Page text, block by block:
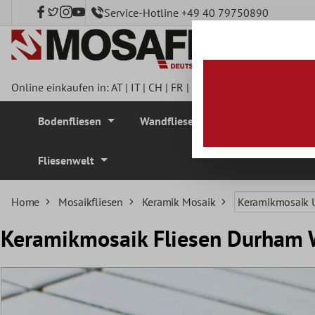
springen Service-Hotline +49 40 79750890
Online einkaufen in:AT| IT| CH | FR |
Bodenfliesen Wandfliesen
Fliesenwelt
Home Mosaikfliesen Keramik Mosaik Keramikmosaik
Keramikmosaik Fliesen Durham